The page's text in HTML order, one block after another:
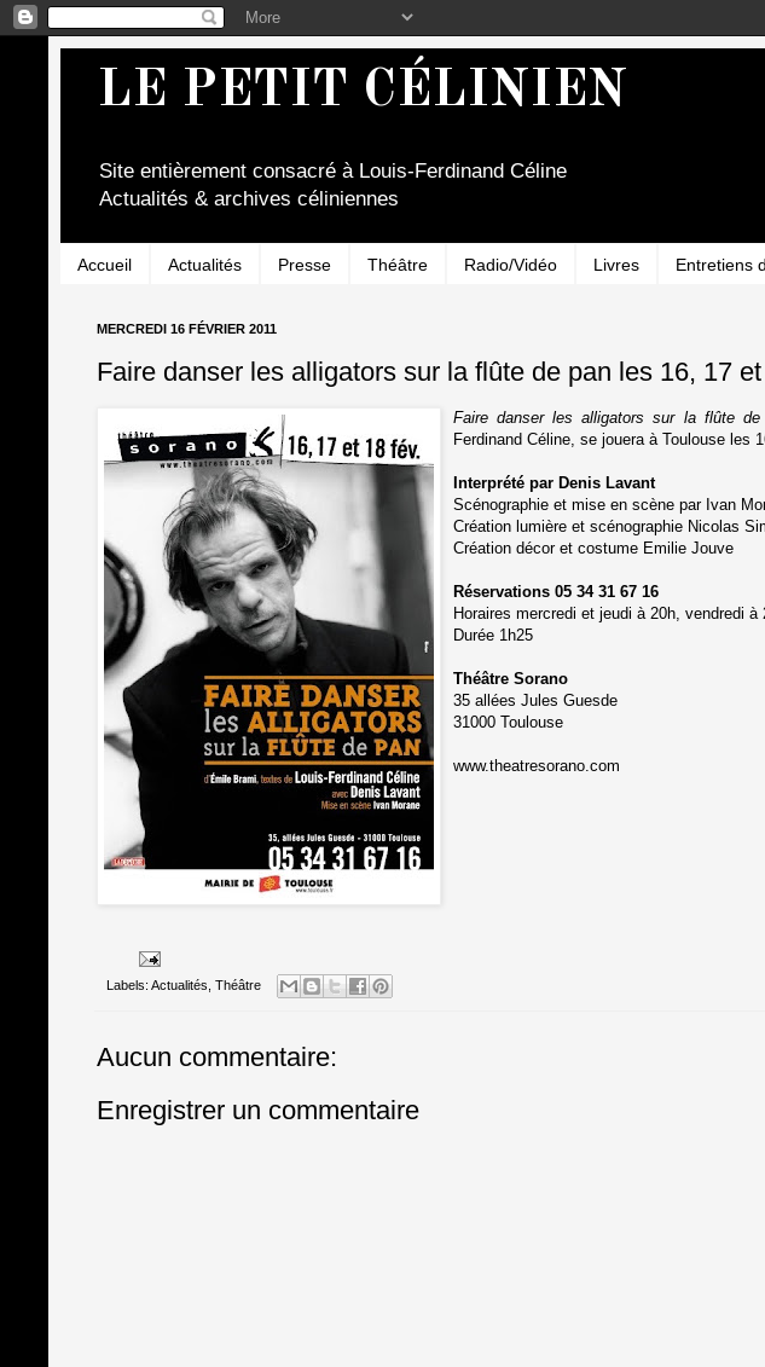
LE PETIT CÉLINIEN
Site entièrement consacré à Louis-Ferdinand Céline
Actualités & archives céliniennes
Accueil Actualités Presse Théâtre Radio/Vidéo Livres Entretiens
MERCREDI 16 FÉVRIER 2011
Faire danser les alligators sur la flûte de pan les 16, 17
Faire danser les alligators sur la flûte de
Ferdinand Céline, se jouera à Toulouse les
Interprété par Denis Lavant
Scénographie et mise en scène par Ivan
Création lumière et scénographie Nicolas
Création décor et costume Emilie Jouve
Réservations 05 34 31 67 16
Horaires mercredi et jeudi à 20h, vendredi à
Durée 1h25
Théâtre Sorano
35 allées Jules Guesde
31000 Toulouse
www.theatresorano.com
Labels: Actualités Théâtre
Aucun commentaire:
Enregistrer un commentaire